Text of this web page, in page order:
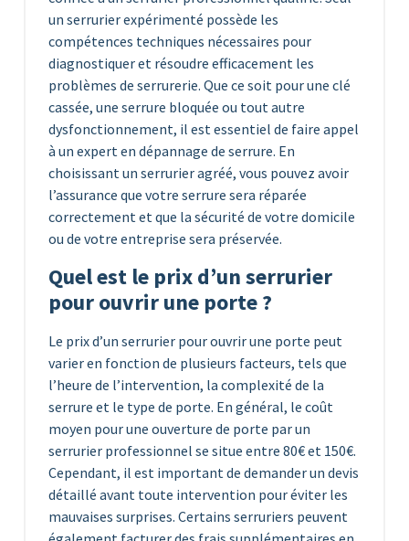
un serrurier expérimenté possède les
compétences techniques nécessaires pour
diagnostiquer et résoudre efficacement les
problèmes de serrurerie. Que ce soit pour une clé
cassée, une serrure bloquée ou tout autre
dysfonctionnement, il est essentiel de faire appel
à un expert en dépannage de serrure. En
choisissant un serrurier agréé, vous pouvez avoir
l’assurance que votre serrure sera réparée
correctement et que la sécurité de votre domicile
ou de votre entreprise sera préservée.
Quel est le prix d’un serrurier
pour ouvrir une porte ?
Le prix d’un serrurier pour ouvrir une porte peut
varier en fonction de plusieurs facteurs, tels que
l’heure de l’intervention, la complexité de la
serrure et le type de porte. En général, le coût
moyen pour une ouverture de porte par un
serrurier professionnel se situe entre 80€ et 150€.
Cependant, il est important de demander un devis
détaillé avant toute intervention pour éviter les
mauvaises surprises. Certains serruriers peuvent